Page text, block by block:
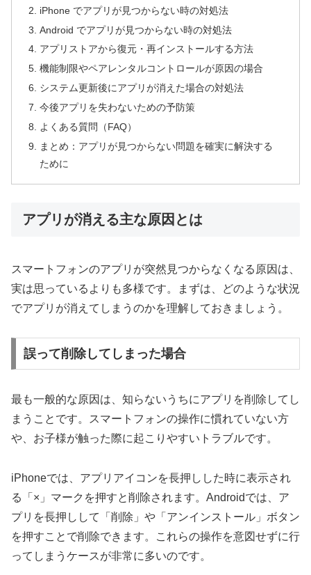
iPhone でアプリが見つからない時の対処法
Android でアプリが見つからない時の対処法
アプリストアから復元・再インストールする方法
機能制限やペアレンタルコントロールが原因の場合
システム更新後にアプリが消えた場合の対処法
今後アプリを失わないための予防策
よくある質問（FAQ）
まとめ：アプリが見つからない問題を確実に解決する
ために
アプリが消える主な原因とは
スマートフォンのアプリが突然見つからなくなる原因は、
実は思っているよりも多様です。まずは、どのような状況
でアプリが消えてしまうのかを理解しておきましょう。
誤って削除してしまった場合
最も一般的な原因は、知らないうちにアプリを削除してし
まうことです。スマートフォンの操作に慣れていない方
や、お子様が触った際に起こりやすいトラブルです。
iPhoneでは、アプリアイコンを長押しした時に表示され
る「×」マークを押すと削除されます。Androidでは、ア
プリを長押しして「削除」や「アンインストール」ボタン
を押すことで削除できます。これらの操作を意図せずに行
ってしまうケースが非常に多いのです。